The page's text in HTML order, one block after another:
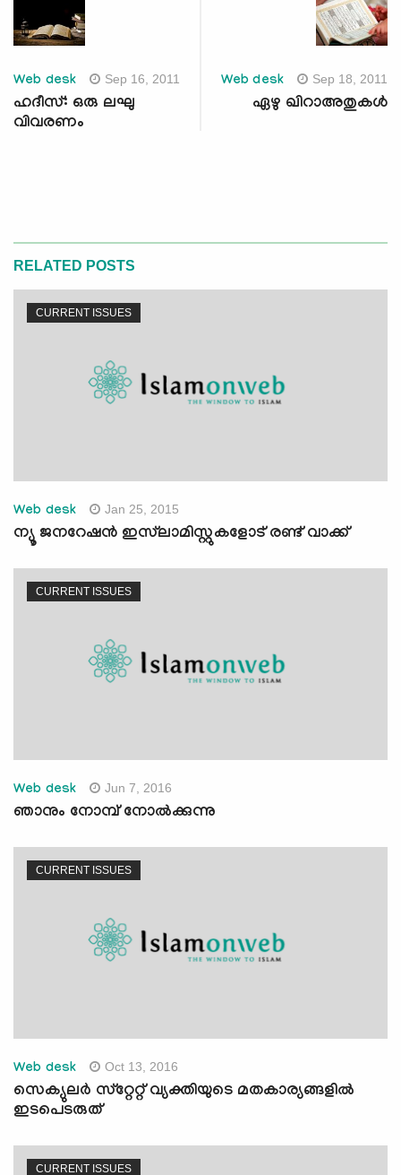
Web desk Sep 16, 2011
ഹദീസ്: ഒരു ലഘു
വിവരണം
Web desk Sep 18, 2011
ഏഴു ഖിറാഅതുകള്‍
RELATED POSTS
CURRENT ISSUES
Web desk Jan 25, 2015
ന്യൂ ജനറേഷന്‍ ഇസ്‍ലാമിസ്റ്റുകളോട് രണ്ട് വാക്ക്
CURRENT ISSUES
Web desk Jun 7, 2016
ഞാനും നോമ്പ് നോല്‍ക്കുന്നു
CURRENT ISSUES
Web desk Oct 13, 2016
സെക്യുലര്‍ സ്‌റ്റേറ്റ് വ്യക്തിയുടെ മതകാര്യങ്ങളില്‍
ഇടപെടരുത്‌
CURRENT ISSUES